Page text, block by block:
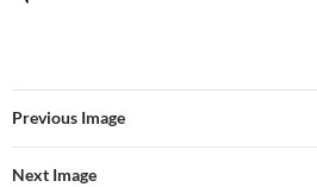
Previous Image
Next Image